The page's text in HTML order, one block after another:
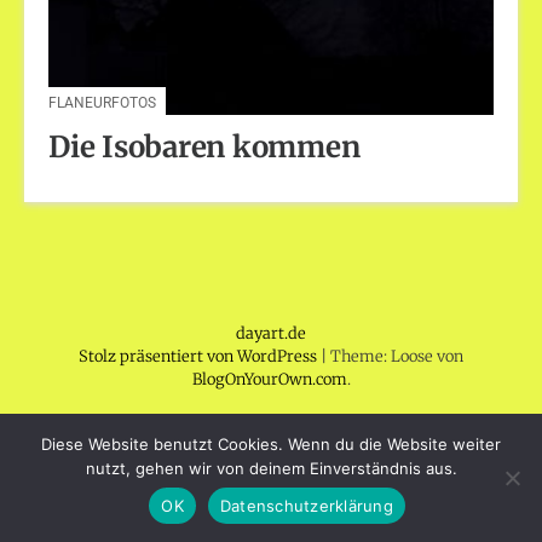
FLANEURFOTOS
Die Isobaren kommen
dayart.de
Stolz präsentiert von WordPress | Theme: Loose von
BlogOnYourOwn.com.
Diese Website benutzt Cookies. Wenn du die Website weiter
nutzt, gehen wir von deinem Einverständnis aus.
OK
Datenschutzerklärung